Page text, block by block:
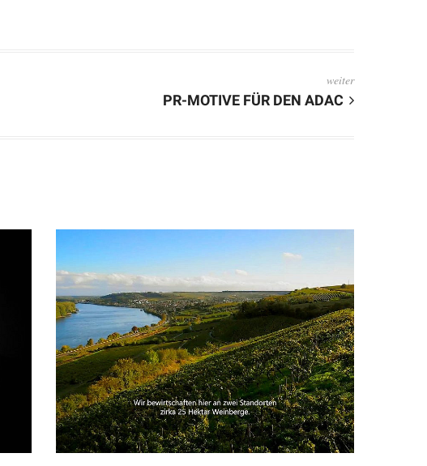
weiter
PR-MOTIVE FÜR DEN ADAC